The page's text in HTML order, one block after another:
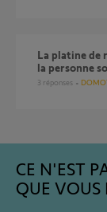
la platine de rue v 500 doit elle avoir une sonnerie quand
la personne
3 réponses
CE N'EST
QUE VOUS